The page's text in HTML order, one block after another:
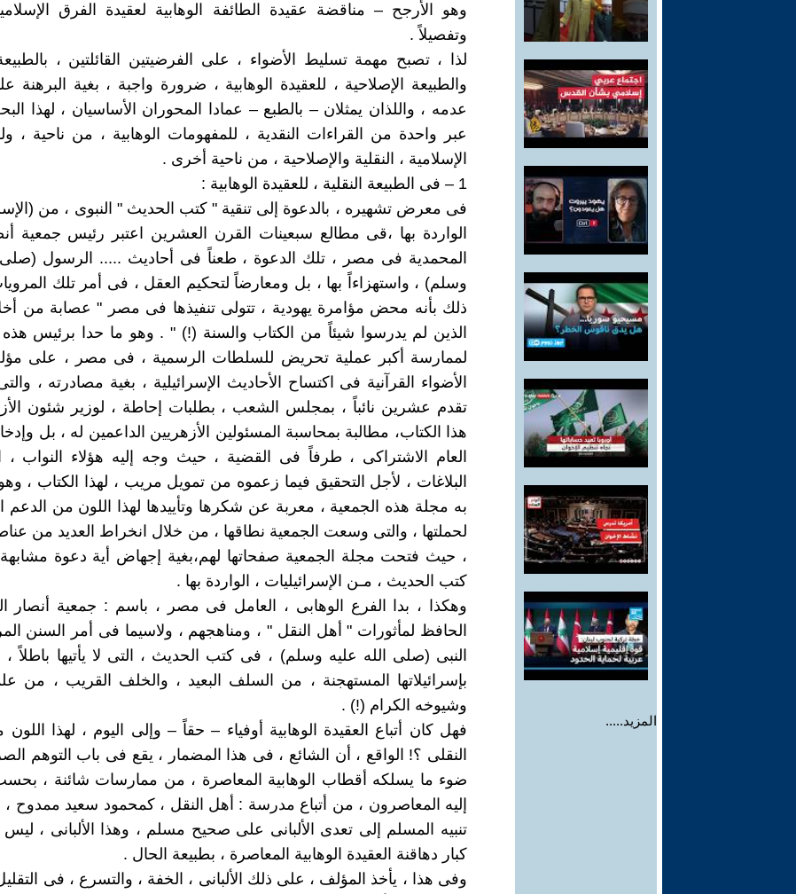
المزيد.....
وهو الأرجح – مناقضة عقيدة الطائفة الوهابية لعقيدة الفرق
وتفصيلاً .
لذا ، تصبح مهمة تسليط الأضواء ، على الفرضيتين القائلتين ، بالطبيعة
والطبيعة الإصلاحية ، للعقيدة الوهابية ، ضرورة واجبة ، بغية البرهنة
عدمه ، واللذان يمثلان – بالطبع – عمادا المحوران الأساسيان ، لهذا
عبر واحدة من القراءات النقدية ، للمفهومات الوهابية ، من ناحية ،
الإسلامية ، النقلية والإصلاحية ، من ناحية أخرى .
1 – فى الطبيعة النقلية ، للعقيدة الوهابية :
فى معرض تشهيره ، بالدعوة إلى تنقية " كتب الحديث " النبوى ، من
الواردة بها ،قى مطالع سبعينات القرن العشرين اعتبر رئيس جمعية
المحمدية فى مصر ، تلك الدعوة ، طعناً فى أحاديث ..... الرسول (صلى
وسلم) ، واستهزاءاً بها ، بل ومعارضاً لتحكيم العقل ، فى أمر تلك
ذلك بأنه محض مؤامرة يهودية ، تتولى تنفيذها فى مصر " عصابة من
الذين لم يدرسوا شيئاً من الكتاب والسنة (!) " . وهو ما حدا برئيس هذه
لممارسة أكبر عملية تحريض للسلطات الرسمية ، فى مصر ، على
الأضواء القرآنية فى اكتساح الأحاديث الإسرائيلية ، بغية مصادرته ،
تقدم عشرين نائباً ، بمجلس الشعب ، بطلبات إحاطة ، لوزير شئون
هذا الكتاب، مطالبة بمحاسبة المسئولين الأزهريين الداعمين له ، بل
العام الاشتراكى ، طرفاً فى القضية ، حيث وجه إليه هؤلاء النواب ،
البلاغات ، لأجل التحقيق فيما زعموه من تمويل مريب ، لهذا الكتاب ،
به مجلة هذه الجمعية ، معربة عن شكرها وتأييدها لهذا اللون من الدعم
لحملتها ، والتى وسعت الجمعية نطاقها ، من خلال انخراط العديد من
، حيث فتحت مجلة الجمعية صفحاتها لهم،بغية إجهاض أية دعوة مشابهة
كتب الحديث ، مـن الإسرائيليات ، الواردة بها .
وهكذا ، بدا الفرع الوهابى ، العامل فى مصر ، باسم : جمعية أنصار
الحافظ لمأثورات " أهل النقل " ، ومناهجهم ، ولاسيما فى أمر السنن
النبى (صلى الله عليه وسلم) ، فى كتب الحديث ، التى لا يأتيها باطلاً
بإسرائيلاتها المستهجنة ، من السلف البعيد ، والخلف القريب ، من
وشيوخه الكرام (!) .
فهل كان أتباع العقيدة الوهابية أوفياء – حقاً – وإلى اليوم ، لهذا
النقلى ؟! الواقع ، أن الشائع ، فى هذا المضمار ، يقع فى باب التوهم
ضوء ما يسلكه أقطاب الوهابية المعاصرة ، من ممارسات شائنة ،
إليه المعاصرون ، من أتباع مدرسة : أهل النقل ، كمحمود سعيد ممدوح ،
تنبيه المسلم إلى تعدى الألبانى على صحيح مسلم ، وهذا الألبانى ، ليس
كبار دهاقنة العقيدة الوهابية المعاصرة ، بطبيعة الحال .
وفى هذا ، يأخذ المؤلف ، على ذلك الألبانى ، الخفة ، والتسرع ، فى